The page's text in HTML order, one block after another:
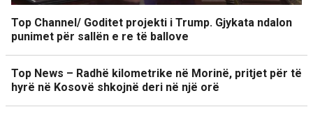
Top Channel/ Goditet projekti i Trump. Gjykata ndalon
punimet për sallën e re të ballove
Top News – Radhë kilometrike në Morinë, pritjet për të
hyrë në Kosovë shkojnë deri në një orë